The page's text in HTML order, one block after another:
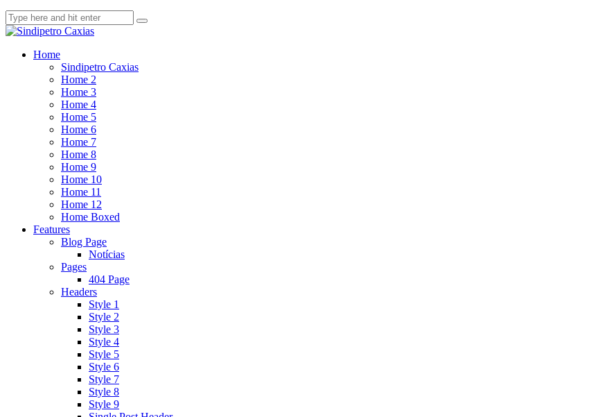
Home
Sindipetro Caxias
Home 2
Home 3
Home 4
Home 5
Home 6
Home 7
Home 8
Home 9
Home 10
Home 11
Home 12
Home Boxed
Features
Blog Page
Notícias
Pages
404 Page
Headers
Style 1
Style 2
Style 3
Style 4
Style 5
Style 6
Style 7
Style 8
Style 9